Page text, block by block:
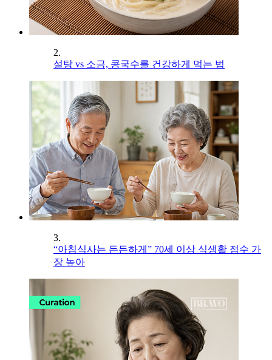
2.
설탕 vs 소금, 콩국수를 건강하게 먹는 법
3.
“아침식사는 든든하게” 70세 이상 식생활 점수 가
장 높아